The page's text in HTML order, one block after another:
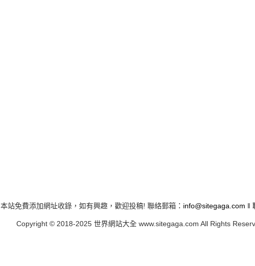
本站免費添加網址收錄，如有興趣，歡迎投稿! 聯絡郵箱： info@sitegaga.com ‖
Copyright © 2018-2025 世界網站大全 www.sitegaga.com All Rights